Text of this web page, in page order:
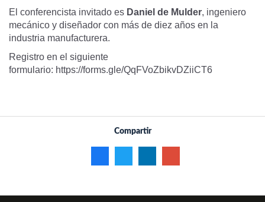
El conferencista invitado es Daniel de Mulder, ingeniero
mecánico y diseñador con más de diez años en la
industria manufacturera.
Registro en el siguiente
formulario: https://forms.gle/QqFVoZbikvDZiiCT6
Compartir